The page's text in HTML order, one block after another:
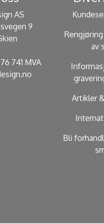
AS
9
741 MVA
av
Artikler
Bli